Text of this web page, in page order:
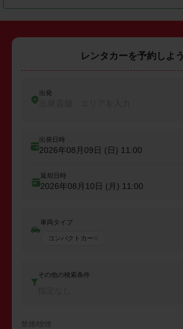
レンタカーを予約しよう
出発
出発日時
2026年08月09日 (日) 11:00
返却日時
2026年08月10日 (月) 11:00
車両タイプ
コンパクトカー
その他の検索条件
禁煙/喫煙